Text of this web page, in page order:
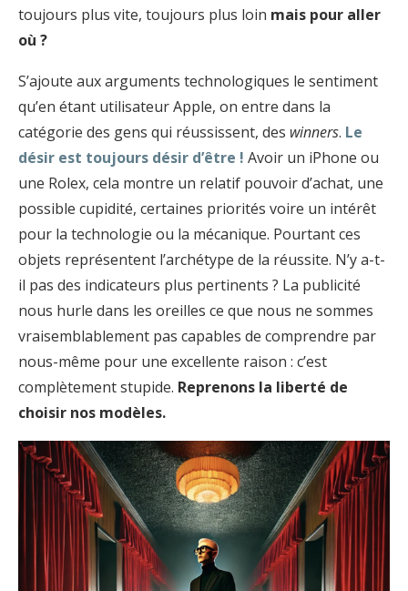
toujours plus vite, toujours plus loin mais pour aller
où ?
S’ajoute aux arguments technologiques le sentiment
qu’en étant utilisateur Apple, on entre dans la
catégorie des gens qui réussissent, des winners. Le
désir est toujours désir d’être ! Avoir un iPhone ou
une Rolex, cela montre un relatif pouvoir d’achat, une
possible cupidité, certaines priorités voire un intérêt
pour la technologie ou la mécanique. Pourtant ces
objets représentent l’archétype de la réussite. N’y a-t-
il pas des indicateurs plus pertinents ? La publicité
nous hurle dans les oreilles ce que nous ne sommes
vraisemblablement pas capables de comprendre par
nous-même pour une excellente raison : c’est
complètement stupide. Reprenons la liberté de
choisir nos modèles.